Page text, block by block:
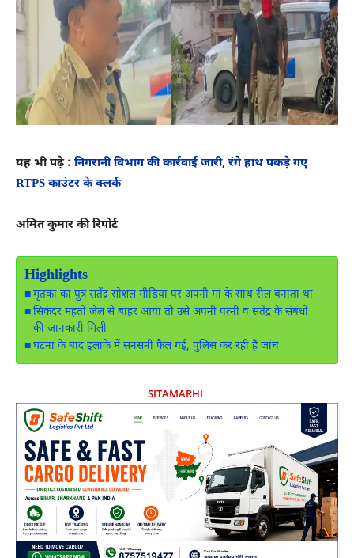
यह भी पढ़े : निगरानी विभाग की कार्रवाई जारी, रंगे हाथ पकड़े गए
RTPS काउंटर के क्लर्क
अमित कुमार की रिपोर्ट
Highlights
मृतका का पुत्र सतेंद्र सोशल मीडिया पर अपनी मां के साथ रील बनाता था
सिकंदर महतो जेल से बाहर आया तो उसे अपनी पत्नी व सतेंद्र के संबंधों
की जानकारी मिली
घटना के बाद इलाके में सनसनी फैल गई, पुलिस कर रही है जांच
SITAMARHI